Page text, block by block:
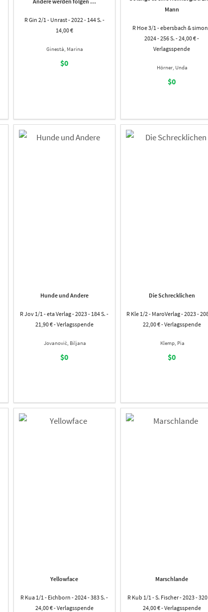
R Gin 2/1 - Unrast - 2022 - 144 S. -
14,00 €
Ginestà, Marina
$0
Mann
R Hoe 3/1 - ebersbach &
2024 - 256 S. - 24,00 € -
Verlagsspende
Hörner, Unda
$0
Hunde und Andere
R Jov 1/1 - eta Verlag - 2023 - 184 S. -
21,90 € - Verlagsspende
Jovanović, Biljana
$0
Die Schrecklichen
R Kle 1/2 - MaroVerlag - 2023 -
22,00 € - Verlagsspende
Klemp, Pia
$0
Yellowface
R Kua 1/1 - Eichborn - 2024 - 383 S. -
24,00 € - Verlagsspende
Marschlande
R Kub 1/1 - S. Fischer - 2023 - 320
24,00 € - Verlagsspende